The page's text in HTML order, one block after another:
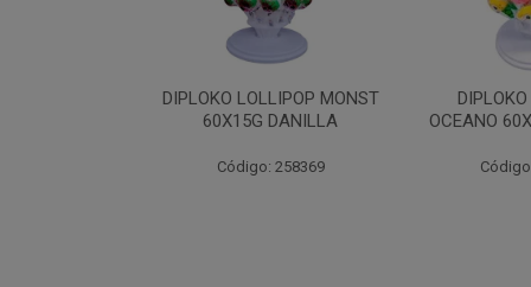
DIPLOKO LOLLIPOP
OCEANO 60X15G DANILLA
Código: 258620
DIPLOKO
POP